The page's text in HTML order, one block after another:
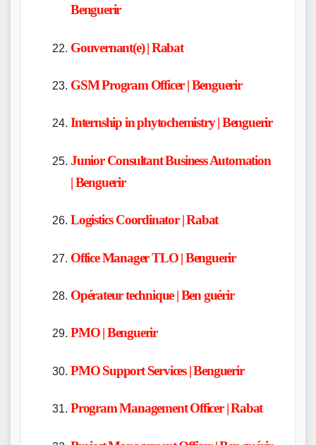
Benguerir
Gouvernant(e) | Rabat
GSM Program Officer | Benguerir
Internship in phytochemistry | Benguerir
Junior Consultant Business Automation
| Benguerir
Logistics Coordinator | Rabat
Office Manager TLO | Benguerir
Opérateur technique | Ben guérir
PMO | Benguerir
PMO Support Services | Benguerir
Program Management Officer | Rabat